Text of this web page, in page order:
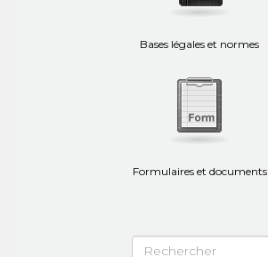
Bases légales et normes
Formulaires et documents